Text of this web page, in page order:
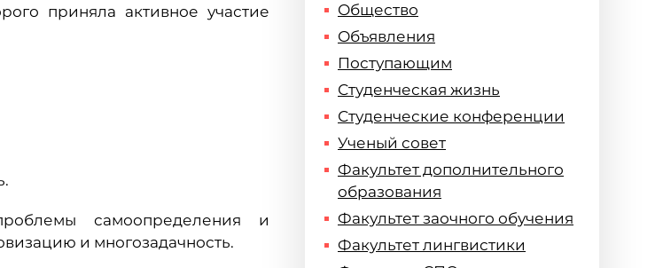
приняла активное участие
самоопределения и
и многозадачность.
Общество
Объявления
Поступающим
Студенческая жизнь
Студенческие конференции
Ученый совет
Факультет дополнительного
образования
Факультет заочного обучения
Факультет лингвистики